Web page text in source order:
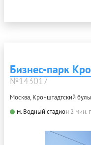
Бизнес-парк
№143017
Москва, Кронштадтский
м. Водный стадион 2 мин.